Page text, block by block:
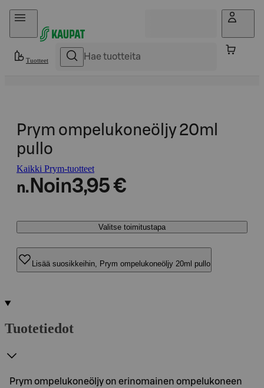
Hyppää sisältöön
Tuotteet
Prym ompelukoneöljy 20ml
pullo
Kaikki Prym-tuotteet
n. Noin3,95 €
Valitse toimitustapa
Lisää suosikkeihin, Prym ompelukoneöljy 20ml pullo
Tuotetiedot
Prym ompelukoneöljy on erinomainen ompelukoneen